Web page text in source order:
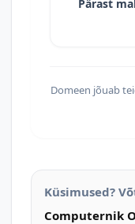
Pärast
Domeen jõuab
Küsimused?
Computernik